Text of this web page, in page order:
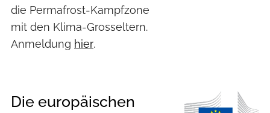
die Permafrost-Kampfzone
mit den Klima-Grosseltern.
Anmeldung hier.
Die europäischen